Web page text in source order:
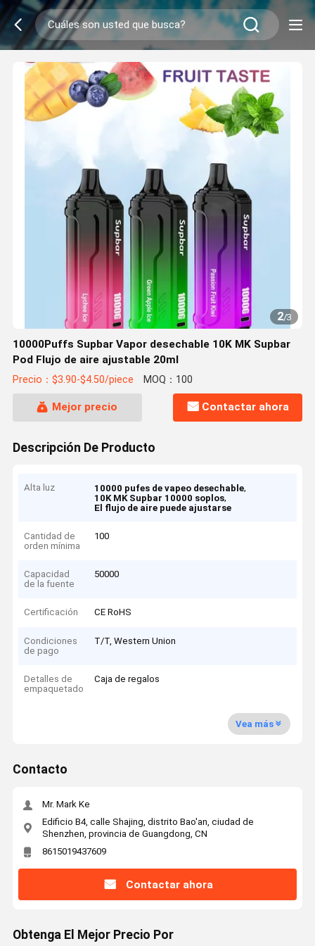
2/3
10000Puffs Supbar Vapor desechable 10K MK Supbar
Pod Flujo de aire ajustable 20ml
Precio：$3.90-$4.50/piece MOQ：100
Mejor precio Contactar ahora
Descripción De Producto
Alta luz 10000 pufes de vapeo desechable,
10K MK Supbar 10000 soplos,
El flujo de aire puede ajustarse
Cantidad de
orden mínima
100
Capacidad
de la fuente
50000
Certificación CE RoHS
Condiciones
de pago
T/T, Western Union
Detalles de
empaquetado
Caja de regalos
Vea más
Contacto
Mr. Mark Ke
Edificio B4, calle Shajing, distrito Bao'an, ciudad de
Shenzhen, provincia de Guangdong, CN
8615019437609
Contactar ahora
Obtenga El Mejor Precio Por